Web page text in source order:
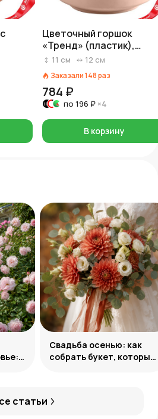
Цветочный горшок
«Тренд» (пластик),
D12xH11см, 0,8л,
11 см 12 см
Заказали148раз
784 ₽
по 196 ₽ ×4
В корзину
статьи
Свадьба осенью: как
собрать букет, который